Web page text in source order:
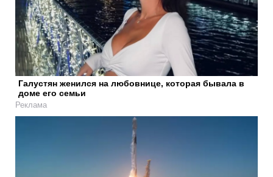
Галустян женился на любовнице, которая бывала в
доме его семьи
Реклама